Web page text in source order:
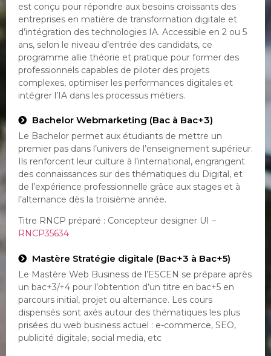
est conçu pour répondre aux besoins croissants des
entreprises en matière de transformation digitale et
d’intégration des technologies IA. Accessible en 2 ou 5
ans, selon le niveau d’entrée des candidats, ce
programme allie théorie et pratique pour former des
professionnels capables de piloter des projets
complexes, optimiser les performances digitales et
intégrer l’IA dans les processus métiers.
Bachelor Webmarketing (Bac à Bac+3)
Le Bachelor permet aux étudiants de mettre un
premier pas dans l’univers de l’enseignement supérieur.
Ils renforcent leur culture à l’international, engrangent
des connaissances sur des thématiques du Digital, et
de l’expérience professionnelle grâce aux stages et à
l’alternance dès la troisième année.
Titre RNCP préparé : Concepteur designer UI –
RNCP35634
Mastère Stratégie digitale (Bac+3 à Bac+5)
Le Mastère Web Business de l’ESCEN se prépare après
un bac+3/+4 pour l’obtention d’un titre en bac+5 en
parcours initial, projet ou alternance. Les cours
dispensés sont axés autour des thématiques les plus
prisées du web business actuel : e-commerce, SEO,
publicité digitale, social media, etc